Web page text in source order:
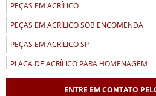
PEÇAS EM ACRÍLICO
PEÇAS EM ACRÍLICO SOB ENCOMENDA
PEÇAS EM ACRÍLICO SP
PLACA DE ACRÍLICO PARA HOMENAGEM
ENTRE EM CONTATO